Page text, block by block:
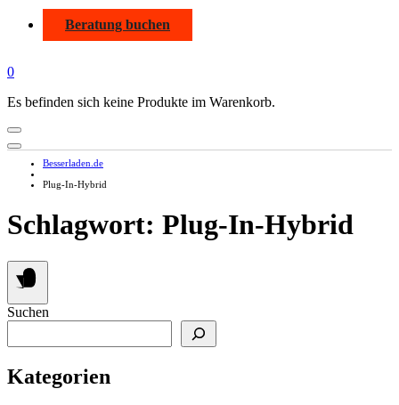
Beratung buchen
0
Es befinden sich keine Produkte im Warenkorb.
Besserladen.de
Plug-In-Hybrid
Schlagwort: Plug-In-Hybrid
Suchen
Kategorien